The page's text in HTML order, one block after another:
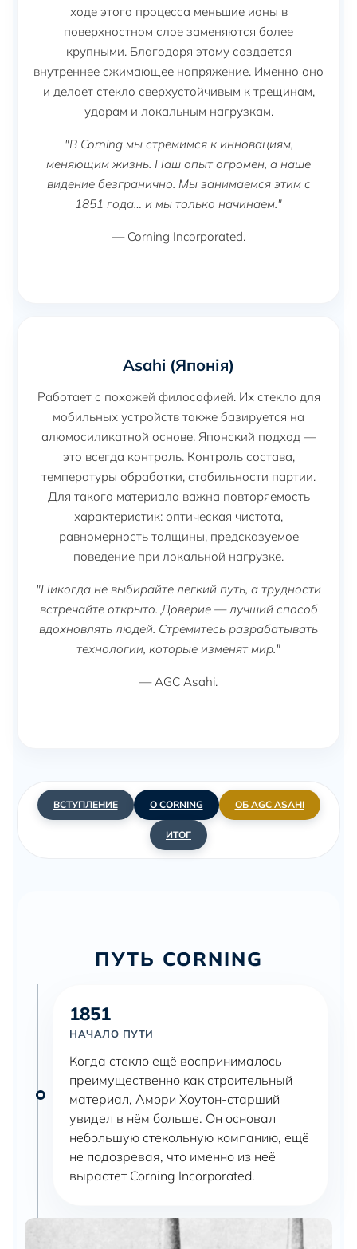
ходе этого процесса меньшие ионы в
поверхностном слое заменяются более
крупными. Благодаря этому создается
внутреннее сжимающее напряжение. Именно оно
и делает стекло сверхустойчивым к трещинам,
ударам и локальным нагрузкам.
"В Corning мы стремимся к инновациям,
меняющим жизнь. Наш опыт огромен, а наше
видение безгранично. Мы занимаемся этим с
1851 года… и мы только начинаем."
— Corning Incorporated.
Asahi (Японія)
Работает с похожей философией. Их стекло для
мобильных устройств также базируется на
алюмосиликатной основе. Японский подход —
это всегда контроль. Контроль состава,
температуры обработки, стабильности партии.
Для такого материала важна повторяемость
характеристик: оптическая чистота,
равномерность толщины, предсказуемое
поведение при локальной нагрузке.
"Никогда не выбирайте легкий путь, а трудности
встречайте открыто. Доверие — лучший способ
вдохновлять людей. Стремитесь разрабатывать
технологии, которые изменят мир."
— AGC Asahi.
ВСТУПЛЕНИЕ О CORNING ОБ AGC ASAHI
ИТОГ
ПУТЬ CORNING
1851
НАЧАЛО ПУТИ
Когда стекло ещё воспринималось
преимущественно как строительный
материал, Амори Хоутон-старший
увидел в нём больше. Он основал
небольшую стекольную компанию, ещё
не подозревая, что именно из неё
вырастет Corning Incorporated.